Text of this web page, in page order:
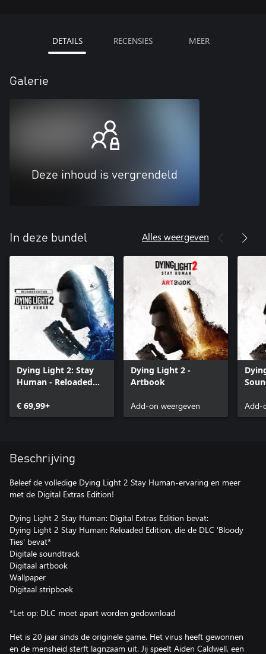
DETAILS RECENSIES MEER
Galerie
Deze inhoud is vergrendeld
In deze bundel Alles weergeven
Dying Light 2: Stay
Human - Reloaded
€ 69,99+
Dying Light 2 -
Artbook
Add-on weergeven Add-
Beschrijving
Beleef de volledige Dying Light 2 Stay Human-ervaring en meer
met de Digital Extras Edition!
Dying Light 2 Stay Human: Digital Extras Edition bevat:
Dying Light 2 Stay Human: Reloaded Edition, die de DLC 'Bloody
Ties' bevat*
Digitale soundtrack
Digitaal artbook
Wallpaper
Digitaal stripboek
*Let op: DLC moet apart worden gedownload
Het is 20 jaar sinds de originele game. Het virus heeft gewonnen
en de mensheid sterft lagnzaam uit. Jij speelt Aiden Caldwell, een